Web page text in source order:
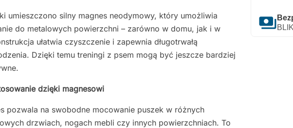
payments
umieszczono silny magnes neodymowy, który umożliwia
do metalowych powierzchni – zarówno w domu, jak i w
ułatwia czyszczenie i zapewnia długotrwałą
Dzięki temu treningi z psem mogą być jeszcze bardziej
dzięki magnesowi
pozwala na swobodne mocowanie puszek w różnych
drzwiach, nogach mebli czy innych powierzchniach. To